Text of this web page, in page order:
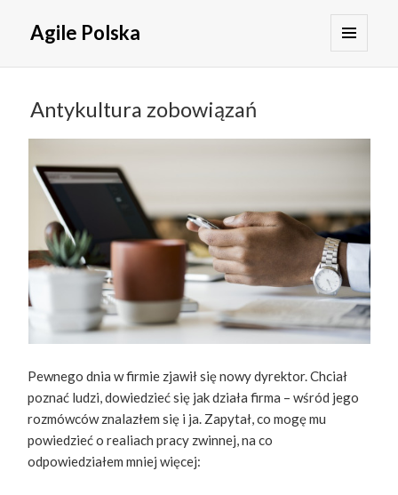
Agile Polska
Antykultura zobowiązań
Pewnego dnia w firmie zjawił się nowy dyrektor. Chciał
poznać ludzi, dowiedzieć się jak działa firma – wśród jego
rozmówców znalazłem się i ja. Zapytał, co mogę mu
powiedzieć o realiach pracy zwinnej, na co
odpowiedziałem mniej więcej: